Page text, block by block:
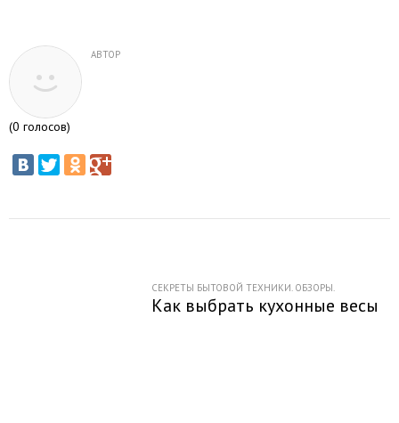
АВТОР
(0 голосов)
СЕКРЕТЫ БЫТОВОЙ ТЕХНИКИ. ОБЗОРЫ.
Как выбрать кухонные весы